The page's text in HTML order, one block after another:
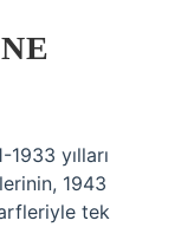
yılları
1943
tek